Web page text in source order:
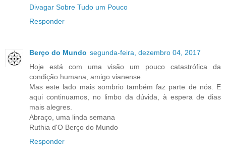
Divagar Sobre Tudo um Pouco
Responder
Berço do Mundo segunda-feira, dezembro 04, 2017
Hoje está com uma visão um pouco catastrófica da
condição humana, amigo vianense.
Mas este lado mais sombrio também faz parte de nós. E
aqui continuamos, no limbo da dúvida, à espera de dias
mais alegres.
Abraço, uma linda semana
Ruthia d'O Berço do Mundo
Responder